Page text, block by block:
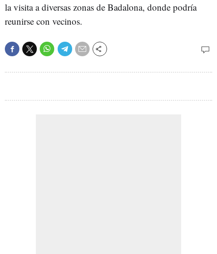
la visita a diversas zonas de Badalona, donde podría
reunirse con vecinos.